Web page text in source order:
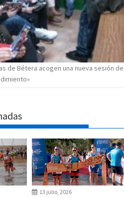
de Bétera acogen una nueva sesión de
13 julio, 2026